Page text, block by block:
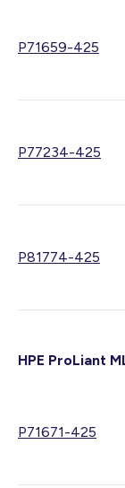
P71659-425
P77234-425
P81774-425
HPE ProLiant
P71671-425